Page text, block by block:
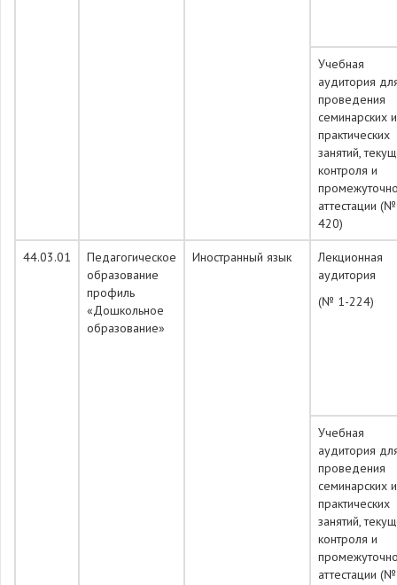
Учебная
аудитория
проведения
семинарских и
практических
занятий,
контроля и
аттестации
420)
44.03.01
Педагогическое
образование
профиль
«Дошкольное
образование»
Иностранный язык
Лекционная
аудитория
(№ 1-224)
Учебная
аудитория
проведения
семинарских и
практических
занятий,
контроля и
аттестации